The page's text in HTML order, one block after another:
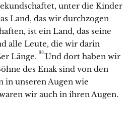
unter die Kinder
Land, das wir durchzogen
ist ein Land, das seine
alle Leute, die wir darin
Länge. 33.Und dort haben wir
des Enak sind von den
in unseren Augen wie
wir auch in ihren Augen.